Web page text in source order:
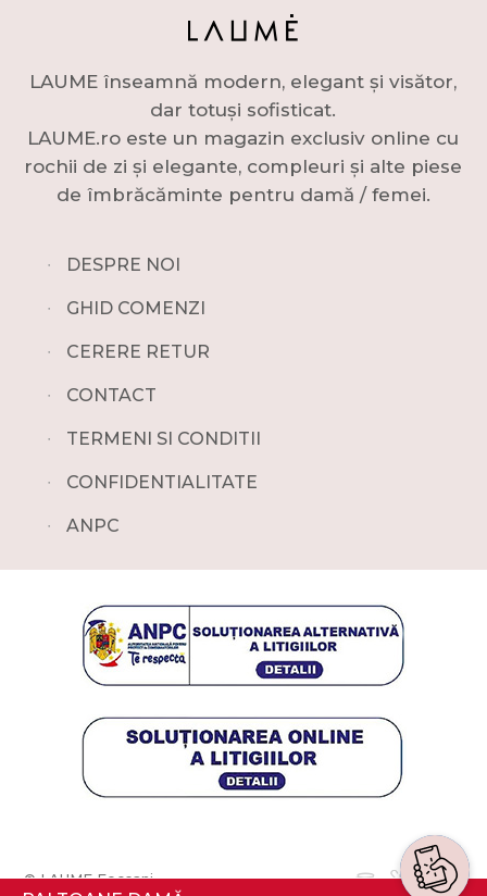
LAUME înseamnă modern, elegant și visător,
dar totuși sofisticat.
LAUME.ro este un magazin exclusiv online cu
rochii de zi și elegante, compleuri și alte piese
de îmbrăcăminte pentru damă / femei.
∙ DESPRE NOI
∙ GHID COMENZI
∙ CERERE RETUR
∙ CONTACT
∙ TERMENI SI CONDITII
∙ CONFIDENTIALITATE
∙ ANPC
© LAUME Focsani